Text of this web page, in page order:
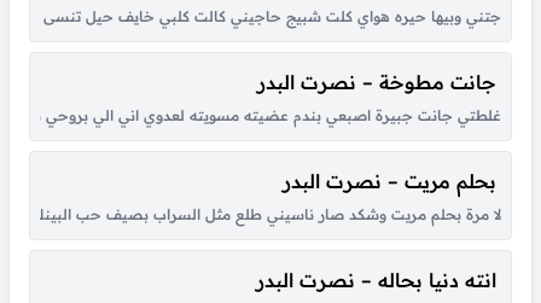
جتني وبيها حيره هواي كلت شبيج حاجيني كالت كلبي خايف حيل تنسى
جانت مطوخة – نصرت البدر
غلطتي جانت جبيرة اصبعي بندم عضيته مسويته لعدوي اني الي بروحي
بحلم مريت – نصرت البدر
لا مرة بحلم مريت وشكد صار ناسيني طلع مثل السراب بصيف حب البينك
انته دنيا بحاله – نصرت البدر